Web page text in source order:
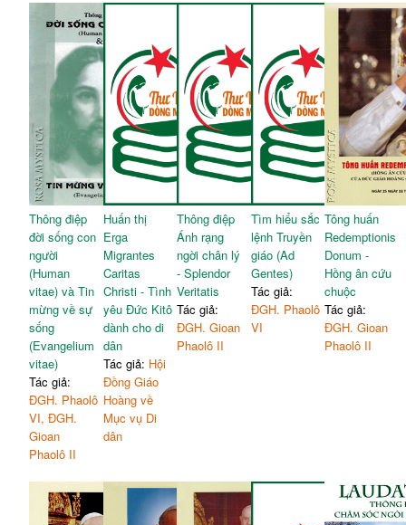
Thông điệp
đời sống con
người
(Human
vitae) và Tin
mừng về sự
sống
(Evangelium
vitae)
Tác giả:
ĐGH. Phaolô
VI, ĐGH.
Gioan
Phaolô II
Huấn thị
Erga
Migrantes
Caritas
Christi - Tình
yêu Đức Kitô
dành cho di
dân
Tác giả: Hội
Đồng Giáo
Hoàng về
Mục vụ Di
dân
Thông điệp
Ánh rạng
ngời chân lý
- Splendor
Veritatis
Tác giả:
ĐGH. Gioan
Phaolô II
Tìm hiểu sắc
lệnh Truyền
giáo (Ad
Gentes)
Tác giả:
ĐGH. Phaolô
VI
Tông huấn
Redemptionis
Donum -
Hồng ân cứu
chuộc
Tác giả:
ĐGH. Gioan
Phaolô II